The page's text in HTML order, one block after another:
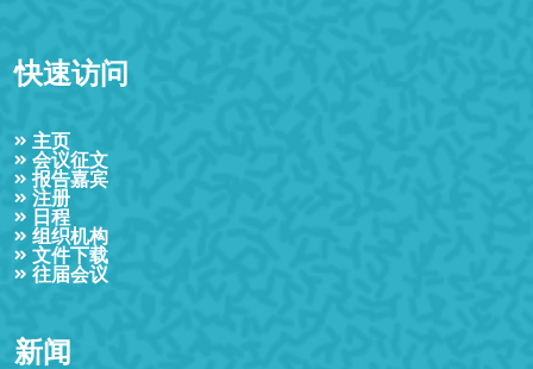
快速访问
主页
会议征文
报告嘉宾
注册
日程
组织机构
文件下载
往届会议
新闻